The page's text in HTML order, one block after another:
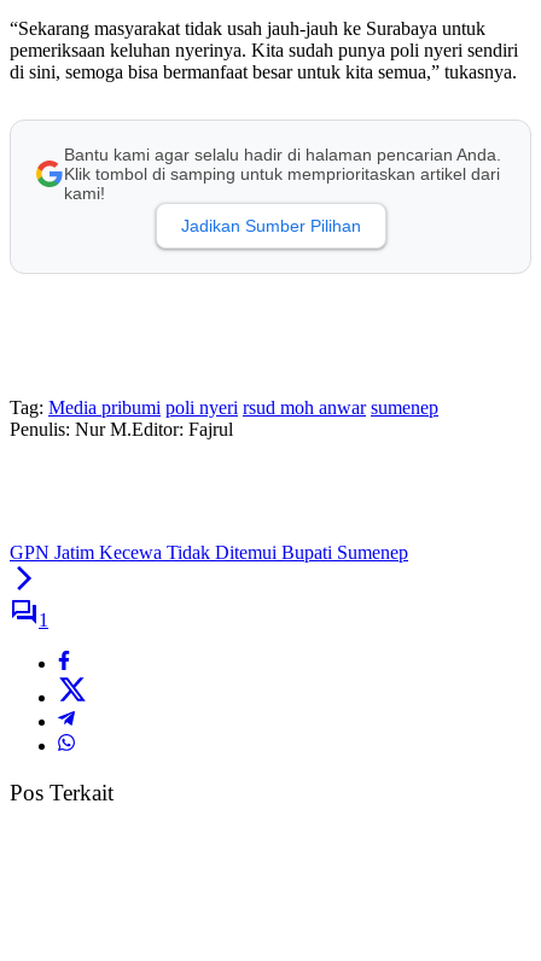
“Sekarang masyarakat tidak usah jauh-jauh ke Surabaya untuk
pemeriksaan keluhan nyerinya. Kita sudah punya poli nyeri sendiri
di sini, semoga bisa bermanfaat besar untuk kita semua,” tukasnya.
Bantu kami agar selalu hadir di halaman pencarian Anda.
Klik tombol di samping untuk memprioritaskan artikel dari
kami!
Jadikan Sumber Pilihan
Tag: Media pribumi poli nyeri rsud moh anwar sumenep
Penulis: Nur M.Editor: Fajrul
GPN Jatim Kecewa Tidak Ditemui Bupati Sumenep
1
Pos Terkait